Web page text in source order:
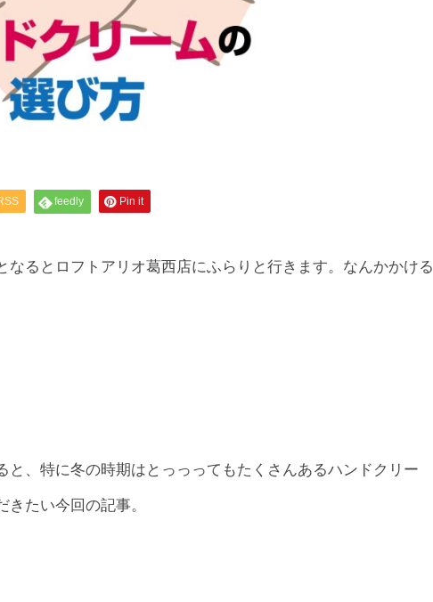
feedly Pin it
るとロフトアリオ葛西店にふらりと行きます。なんかかける
、特に冬の時期はとっっってもたくさんあるハンドクリー
たい今回の記事。